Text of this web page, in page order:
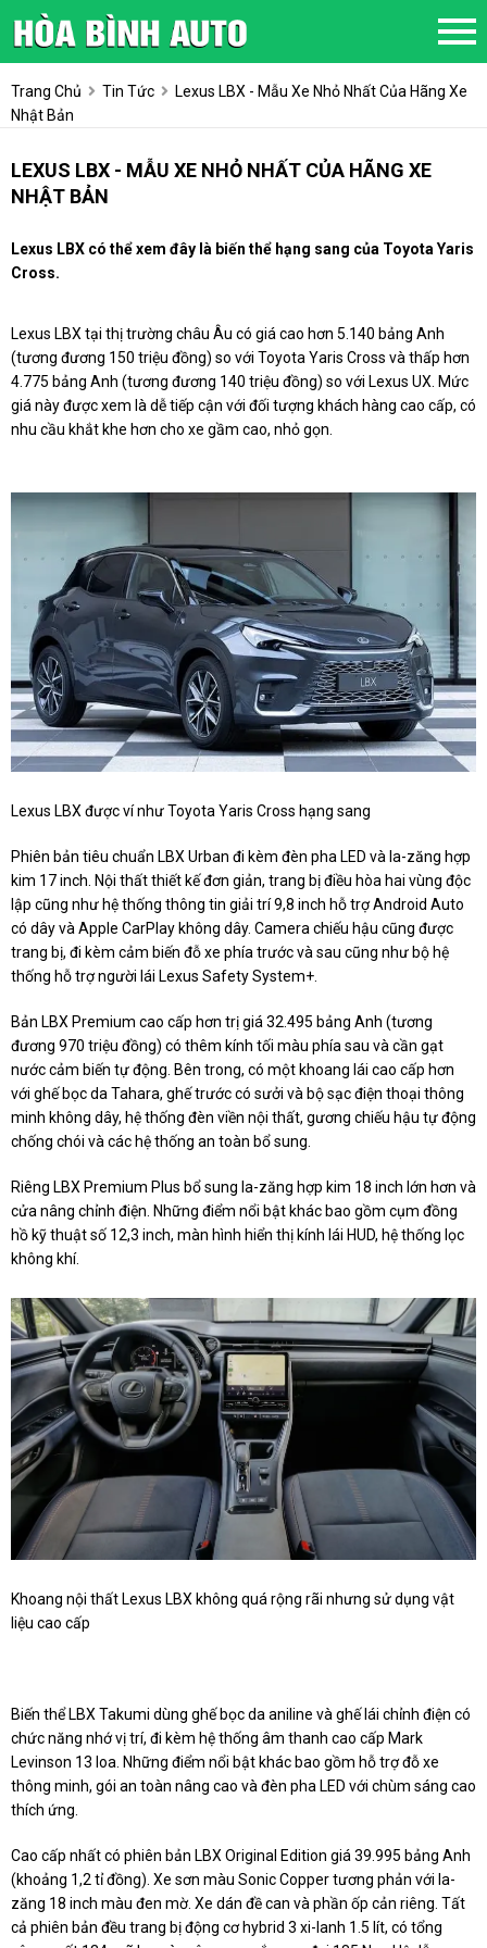
Trang Chủ Tin Tức
Lexus LBX - Mẫu Xe Nhỏ Nhất Của Hãng Xe
Nhật Bản
LEXUS LBX - MẪU XE NHỎ NHẤT CỦA HÃNG XE
NHẬT BẢN
Lexus LBX có thể xem đây là biến thể hạng sang của Toyota Yaris
Cross.
Lexus LBX tại thị trường châu Âu có giá cao hơn 5.140 bảng Anh
(tương đương 150 triệu đồng) so với Toyota Yaris Cross và thấp hơn
4.775 bảng Anh (tương đương 140 triệu đồng) so với Lexus UX. Mức
giá này được xem là dễ tiếp cận với đối tượng khách hàng cao cấp, có
nhu cầu khắt khe hơn cho xe gầm cao, nhỏ gọn.
Lexus LBX được ví như Toyota Yaris Cross hạng sang
Phiên bản tiêu chuẩn LBX Urban đi kèm đèn pha LED và la-zăng hợp
kim 17 inch. Nội thất thiết kế đơn giản, trang bị điều hòa hai vùng độc
lập cũng như hệ thống thông tin giải trí 9,8 inch hỗ trợ Android Auto
có dây và Apple CarPlay không dây. Camera chiếu hậu cũng được
trang bị, đi kèm cảm biến đỗ xe phía trước và sau cũng như bộ hệ
thống hỗ trợ người lái Lexus Safety System+.
Bản LBX Premium cao cấp hơn trị giá 32.495 bảng Anh (tương
đương 970 triệu đồng) có thêm kính tối màu phía sau và cần gạt
nước cảm biến tự động. Bên trong, có một khoang lái cao cấp hơn
với ghế bọc da Tahara, ghế trước có sưởi và bộ sạc điện thoại thông
minh không dây, hệ thống đèn viền nội thất, gương chiếu hậu tự động
chống chói và các hệ thống an toàn bổ sung.
Riêng LBX Premium Plus bổ sung la-zăng hợp kim 18 inch lớn hơn và
cửa nâng chỉnh điện. Những điểm nổi bật khác bao gồm cụm đồng
hồ kỹ thuật số 12,3 inch, màn hình hiển thị kính lái HUD, hệ thống lọc
không khí.
Khoang nội thất Lexus LBX không quá rộng rãi nhưng sử dụng vật
liệu cao cấp
Biến thể LBX Takumi dùng ghế bọc da aniline và ghế lái chỉnh điện có
chức năng nhớ vị trí, đi kèm hệ thống âm thanh cao cấp Mark
Levinson 13 loa. Những điểm nổi bật khác bao gồm hỗ trợ đỗ xe
thông minh, gói an toàn nâng cao và đèn pha LED với chùm sáng cao
thích ứng.
Cao cấp nhất có phiên bản LBX Original Edition giá 39.995 bảng Anh
(khoảng 1,2 tỉ đồng). Xe sơn màu Sonic Copper tương phản với la-
zăng 18 inch màu đen mờ. Xe dán đề can và phần ốp cản riêng. Tất
cả phiên bản đều trang bị động cơ hybrid 3 xi-lanh 1.5 lít, có tổng